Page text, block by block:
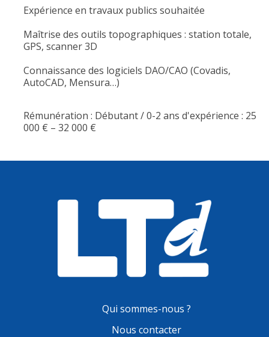
Expérience en travaux publics souhaitée
Maîtrise des outils topographiques : station totale,
GPS, scanner 3D
Connaissance des logiciels DAO/CAO (Covadis,
AutoCAD, Mensura…)
Rémunération : Débutant / 0-2 ans d'expérience : 25
000 € – 32 000 €
Qui sommes-nous ?
Nous contacter